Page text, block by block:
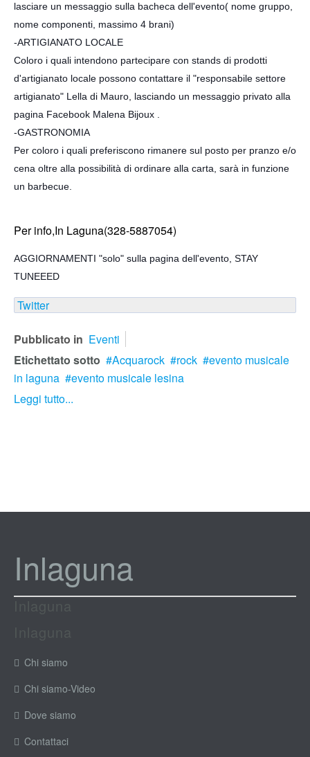
lasciare un messaggio sulla bacheca dell'evento( nome gruppo,
nome componenti, massimo 4 brani)
-ARTIGIANATO LOCALE
Coloro i quali intendono partecipare con stands di prodotti
d'artigianato locale possono contattare il "responsabile settore
artigianato" Lella di Mauro, lasciando un messaggio privato alla
pagina Facebook Malena Bijoux .
-GASTRONOMIA
Per coloro i quali preferiscono rimanere sul posto per pranzo e/o
cena oltre alla possibilità di ordinare alla carta, sarà in funzione
un barbecue.
Per info,In Laguna(328-5887054)
AGGIORNAMENTI "solo" sulla pagina dell'evento, STAY
TUNEEED
Twitter
Pubblicato in Eventi
Etichettato sotto
Acquarock rock
evento musicale
in laguna
evento musicale lesina
Leggi tutto...
Inlaguna
Chi siamo
Chi siamo-Video
Dove siamo
Contattaci